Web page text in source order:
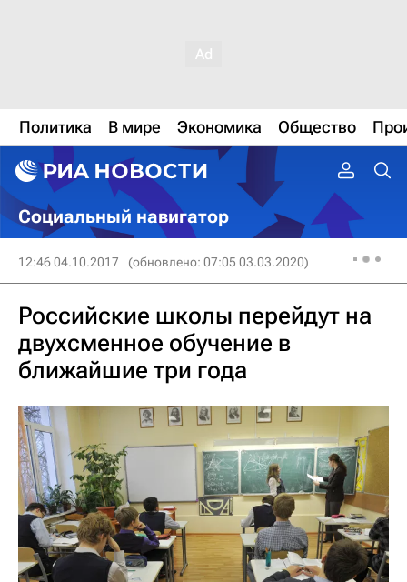
Политика В мире Экономика Общество
Социальный навигатор
12:46 04.10.2017 (обновлено: 07:05 03.03.2020)
Российские школы перейдут на
двухсменное обучение в
ближайшие три года